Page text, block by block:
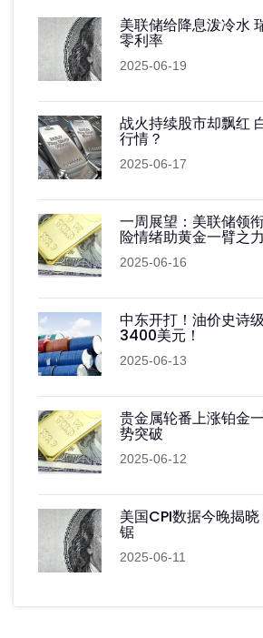
美联储给降息泼冷水
零利率
2025-06-19
战火持续股市却飘红
行情？
2025-06-17
一周展望：美联储领
险情绪助黄金一臂之
2025-06-16
中东开打！油价史诗
3400美元！
2025-06-13
贵金属轮番上涨铂金
势突破
2025-06-12
美国CPI数据今晚揭
锯
2025-06-11